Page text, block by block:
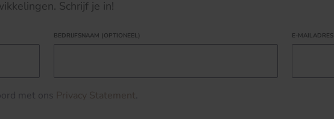
Schrijf je in!
BEDRIJFSNAAM (OPTIONEEL) E-MAILADRES
met ons Privacy Statement.